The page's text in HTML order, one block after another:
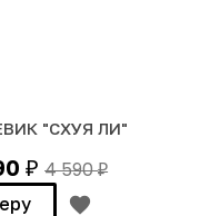
"СХУЯ ЛИ"
₽ 4 590₽